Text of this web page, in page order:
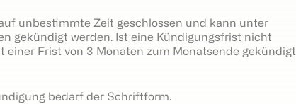
unbestimmte Zeit geschlossen und kann unter
gekündigt werden. Ist eine Kündigungsfrist nicht
Frist von 3 Monaten zum Monatsende gekündigt
bedarf der Schriftform.